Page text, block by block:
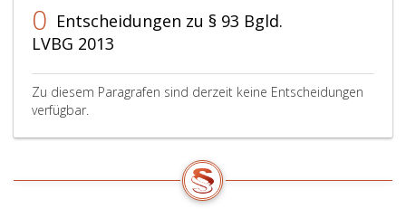
0 Entscheidungen zu § 93 Bgld.
LVBG 2013
Zu diesem Paragrafen sind derzeit keine Entscheidungen
verfügbar.